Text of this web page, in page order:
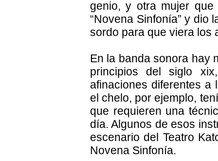
genio, y otra mujer
“Novena Sinfonía” y dio
sordo para que viera los
En la banda sonora hay
principios del siglo
afinaciones diferentes
el chelo, por ejemplo,
que requieren una
día. Algunos de esos
escenario del Teatro
Novena Sinfonía.